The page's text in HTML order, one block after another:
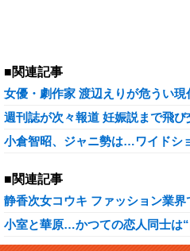
■関連記事
女優・劇作家 渡辺えりが危うい
週刊誌が次々報道 妊娠説まで飛
小倉智昭、ジャニ勢は…ワイドシ
■関連記事
静香次女コウキ ファッション業
小室と華原…かつての恋人同士は